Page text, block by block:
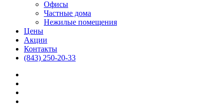
Офисы
Частные дома
Нежилые помещения
Цены
Акции
Контакты
(843) 250-20-33